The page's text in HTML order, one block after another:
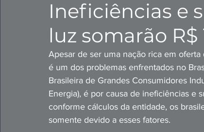
Ineficiências e
luz somarão
Apesar de ser uma nação rica em
é um dos problemas enfrentados no
Brasileira de Grandes Consumidores
Energia), é por causa de ineficiências e
conforme cálculos da entidade, os
somente devido a esses fatores.